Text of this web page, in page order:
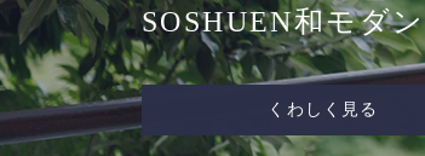
SOSHUEN和モダン
くわしく見る